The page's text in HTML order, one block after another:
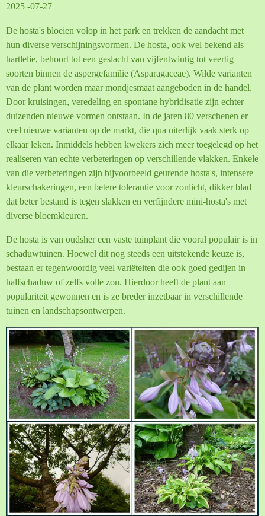
2025 -07-27
De hosta's bloeien volop in het park en trekken de aandacht met
hun diverse verschijningsvormen. De hosta, ook wel bekend als
hartlelie, behoort tot een geslacht van vijfentwintig tot veertig
soorten binnen de aspergefamilie (Asparagaceae). Wilde varianten
van de plant worden maar mondjesmaat aangeboden in de handel.
Door kruisingen, veredeling en spontane hybridisatie zijn echter
duizenden nieuwe vormen ontstaan. In de jaren 80 verschenen er
veel nieuwe varianten op de markt, die qua uiterlijk vaak sterk op
elkaar leken. Inmiddels hebben kwekers zich meer toegelegd op het
realiseren van echte verbeteringen op verschillende vlakken. Enkele
van die verbeteringen zijn bijvoorbeeld geurende hosta's, intensere
kleurschakeringen, een betere tolerantie voor zonlicht, dikker blad
dat beter bestand is tegen slakken en verfijndere mini-hosta's met
diverse bloemkleuren.
De hosta is van oudsher een vaste tuinplant die vooral populair is in
schaduwtuinen. Hoewel dit nog steeds een uitstekende keuze is,
bestaan er tegenwoordig veel variëteiten die ook goed gedijen in
halfschaduw of zelfs volle zon. Hierdoor heeft de plant aan
populariteit gewonnen en is ze breder inzetbaar in verschillende
tuinen en landschapsontwerpen.